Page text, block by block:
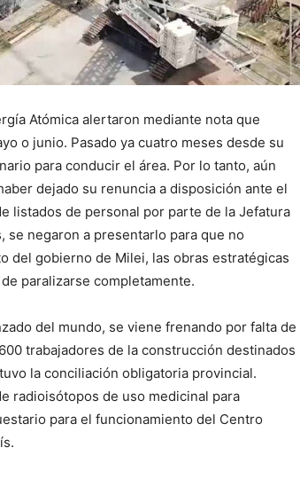
Atómica alertaron mediante nota que
o junio. Pasado ya cuatro meses desde su
para conducir el área. Por lo tanto, aún
dejado su renuncia a disposición ante el
listados de personal por parte de la Jefatura
se negaron a presentarlo para que no
del gobierno de Milei, las obras estratégicas
paralizarse completamente.
del mundo, se viene frenando por falta de
trabajadores de la construcción destinados
la conciliación obligatoria provincial.
radioisótopos de uso medicinal para
para el funcionamiento del Centro